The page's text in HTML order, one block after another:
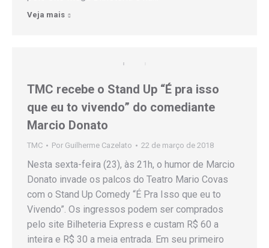
Veja mais
TMC recebe o Stand Up “É pra isso
que eu to vivendo” do comediante
Marcio Donato
TMC Por Guilherme Cazelato 22 de março de 2018
Nesta sexta-feira (23), às 21h, o humor de Marcio
Donato invade os palcos do Teatro Mario Covas
com o Stand Up Comedy “É Pra Isso que eu to
Vivendo”. Os ingressos podem ser comprados
pelo site Bilheteria Express e custam R$ 60 a
inteira e R$ 30 a meia entrada. Em seu primeiro